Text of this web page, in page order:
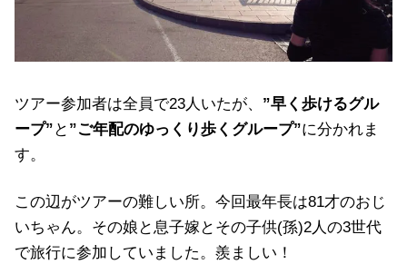
ツアー参加者は全員で23人いたが、 ”早く歩けるグル
ープ” と ”ご年配のゆっくり歩くグループ”に分かれま
す。
この辺がツアーの難しい所。今回最年長は81才のおじ
いちゃん。その娘と息子嫁とその子供(孫)2人の3世代
で旅行に参加していました。羨ましい！